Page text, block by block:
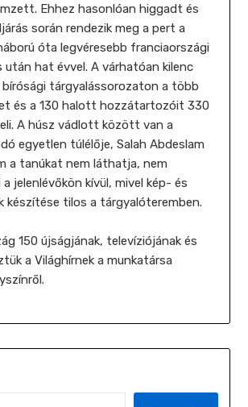
Ehhez hasonlóan higgadt és
során rendezik meg a pert a
óta legvéresebb franciaországi
után hat évvel. A várhatóan kilenc
tárgyalássorozaton a több
és a 130 halott hozzátartozóit 330
A húsz vádlott között van a
egyetlen túlélője, Salah Abdeslam
a tanúkat nem láthatja, nem
jelenlévőkön kívül, mivel kép- és
készítése tilos a tárgyalóteremben.
150 újságjának, televíziójának és
a Világhírnek a munkatársa